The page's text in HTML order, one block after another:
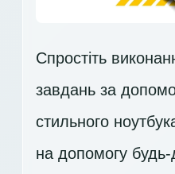
Спростіть
завдань за
стильного
на допомогу